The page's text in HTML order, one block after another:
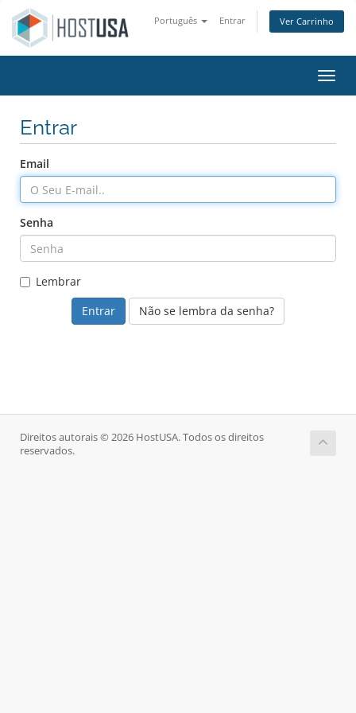
Português Entrar Ver Carrinho
Entrar
Email
Senha
Lembrar
Não se lembra da senha?
Direitos autorais © 2026 HostUSA. Todos os direitos
reservados.